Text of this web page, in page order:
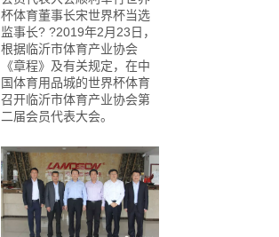
杯体育董事长宋世界杯当选
监事长? ?2019年2月23日，
根据临沂市体育产业协会
《章程》及有关规定，在中
国体育用品城的世界杯体育
召开临沂市体育产业协会第
二届会员代表大会。